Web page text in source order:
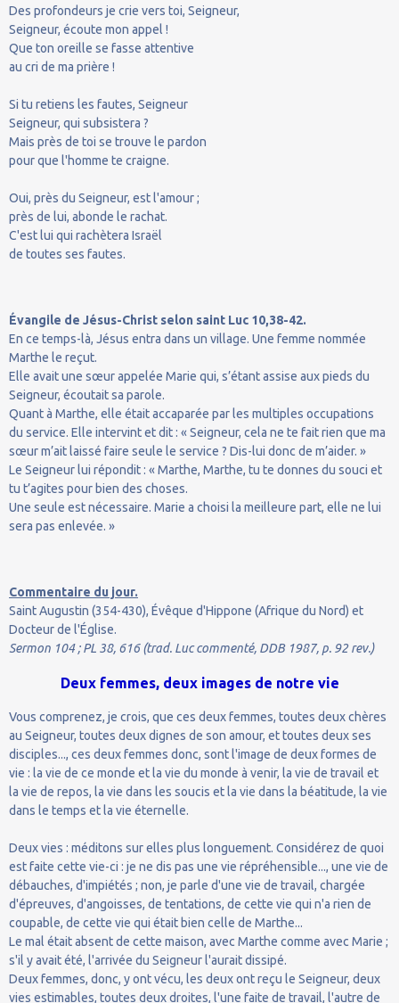
Des profondeurs je crie vers toi, Seigneur,
Seigneur, écoute mon appel !
Que ton oreille se fasse attentive
au cri de ma prière !
Si tu retiens les fautes, Seigneur
Seigneur, qui subsistera ?
Mais près de toi se trouve le pardon
pour que l'homme te craigne.
Oui, près du Seigneur, est l'amour ;
près de lui, abonde le rachat.
C'est lui qui rachètera Israël
de toutes ses fautes.
Évangile de Jésus-Christ selon saint Luc 10,38-42.
En ce temps-là, Jésus entra dans un village. Une femme nommée
Marthe le reçut.
Elle avait une sœur appelée Marie qui, s’étant assise aux pieds du
Seigneur, écoutait sa parole.
Quant à Marthe, elle était accaparée par les multiples occupations
du service. Elle intervint et dit : « Seigneur, cela ne te fait rien que ma
sœur m’ait laissé faire seule le service ? Dis-lui donc de m’aider. »
Le Seigneur lui répondit : « Marthe, Marthe, tu te donnes du souci et
tu t’agites pour bien des choses.
Une seule est nécessaire. Marie a choisi la meilleure part, elle ne lui
sera pas enlevée. »
Commentaire du jour.
Saint Augustin (354-430), Évêque d'Hippone (Afrique du Nord) et
Docteur de l'Église.
Sermon 104 ; PL 38, 616 (trad. Luc commenté, DDB 1987, p. 92 rev.)
Deux femmes, deux images de notre vie
Vous comprenez, je crois, que ces deux femmes, toutes deux chères
au Seigneur, toutes deux dignes de son amour, et toutes deux ses
disciples..., ces deux femmes donc, sont l'image de deux formes de
vie : la vie de ce monde et la vie du monde à venir, la vie de travail et
la vie de repos, la vie dans les soucis et la vie dans la béatitude, la vie
dans le temps et la vie éternelle.
Deux vies : méditons sur elles plus longuement. Considérez de quoi
est faite cette vie-ci : je ne dis pas une vie répréhensible..., une vie de
débauches, d'impiétés ; non, je parle d'une vie de travail, chargée
d'épreuves, d'angoisses, de tentations, de cette vie qui n'a rien de
coupable, de cette vie qui était bien celle de Marthe...
Le mal était absent de cette maison, avec Marthe comme avec Marie ;
s'il y avait été, l'arrivée du Seigneur l'aurait dissipé.
Deux femmes, donc, y ont vécu, les deux ont reçu le Seigneur, deux
vies estimables, toutes deux droites, l'une faite de travail, l'autre de